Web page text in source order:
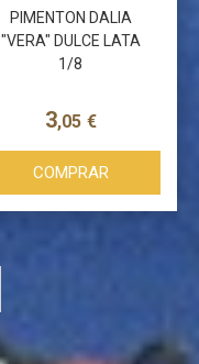
PIMENTON DALIA
"VERA" DULCE LATA
1/8
3,05 €
COMPRAR